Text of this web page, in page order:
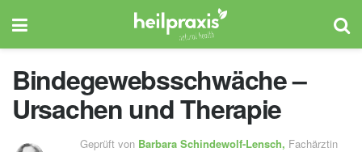
Bindegewebsschwäche –
Ursachen und Therapie
Geprüft von Barbara Schindewolf-Lensch, Fachärztin